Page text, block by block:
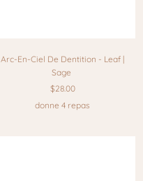
Arc-En-Ciel De Dentition - Leaf |
Sage
$28.00
donne 4 repas